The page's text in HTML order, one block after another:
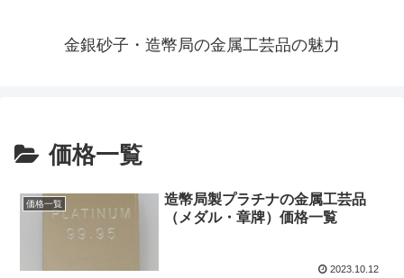
金銀砂子・造幣局の金属工芸品の魅力
価格一覧
価格一覧
造幣局製プラチナの金属工芸品
（メダル・章牌）価格一覧
2023.10.12